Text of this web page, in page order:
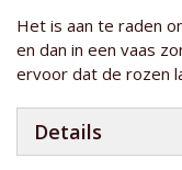
Het is aan te raden
en dan in een vaas
ervoor dat de rozen
Details